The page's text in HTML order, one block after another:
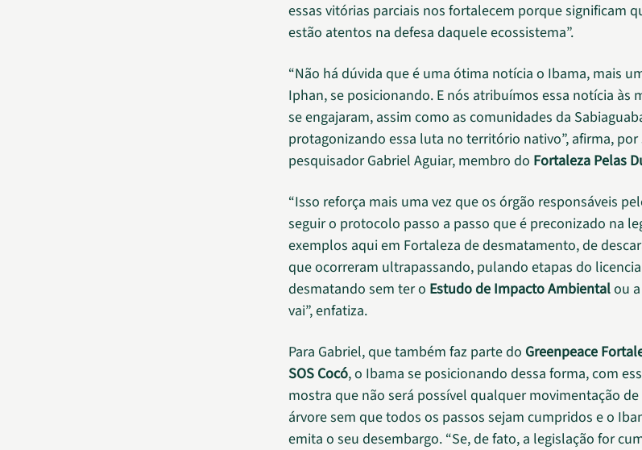
essas vitórias parciais nos fortalecem porque significam
estão atentos na defesa daquele ecossistema”.
“Não há dúvida que é uma ótima notícia o Ibama, mais
Iphan, se posicionando. E nós atribuímos essa notícia às
se engajaram, assim como as comunidades da
protagonizando essa luta no território nativo”, afirma,
pesquisador Gabriel Aguiar, membro do Fortaleza Pelas
“Isso reforça mais uma vez que os órgão responsáveis
seguir o protocolo passo a passo que é preconizado na
exemplos aqui em Fortaleza de desmatamento, de
que ocorreram ultrapassando, pulando etapas do
desmatando sem ter o Estudo de Impacto Ambientalou a
vai”, enfatiza.
Para Gabriel, que também faz parte do Greenpeace
SOS Cocó, o Ibama se posicionando dessa forma, com
mostra que não será possível qualquer movimentação
árvore sem que todos os passos sejam cumpridos e o
emita o seu desembargo. “Se, de fato, a legislação for